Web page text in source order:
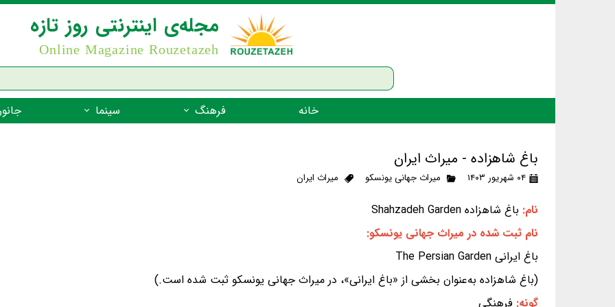
مجله‌ی اینترنتی روز تازه
Online Magazine Rouzetazeh
خانه فرهنگ سینما
باغ شاهزاده - میراث ایران
۰۴ شهریور ۱۴۰۳ میراث جهانی یونسکو میراث ایران
نام: باغ شاهزاده Shahzadeh Garden
نام ثبت شده در میراث جهانی یونسکو:
باغ ایرانی The Persian Garden
(باغ شاهزاده به‌عنوان بخشی از «باغ ایرانی»، در میراث جهانی یونسکو ثبت شده است.)
گونه: فرهنگی